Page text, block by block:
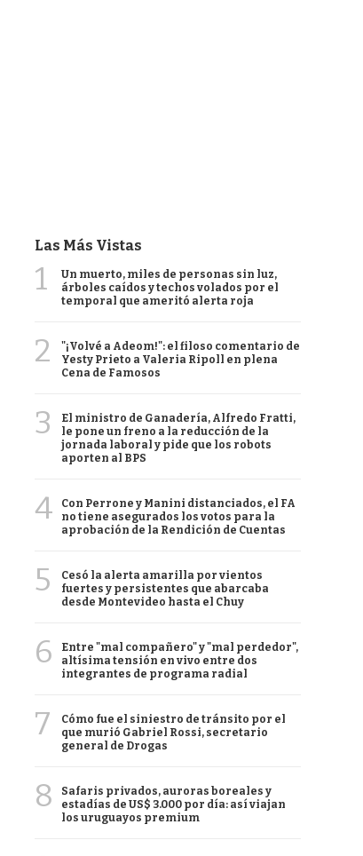
Las Más Vistas
1
Un muerto, miles de personas sin luz,
árboles caídos y techos volados por el
temporal que ameritó alerta roja
2
"¡Volvé a Adeom!": el filoso comentario de
Yesty Prieto a Valeria Ripoll en plena
Cena de Famosos
3
El ministro de Ganadería, Alfredo Fratti,
le pone un freno a la reducción de la
jornada laboral y pide que los robots
aporten al BPS
4
Con Perrone y Manini distanciados, el FA
no tiene asegurados los votos para la
aprobación de la Rendición de Cuentas
5
Cesó la alerta amarilla por vientos
fuertes y persistentes que abarcaba
desde Montevideo hasta el Chuy
6
Entre "mal compañero" y "mal perdedor",
altísima tensión en vivo entre dos
integrantes de programa radial
7
Cómo fue el siniestro de tránsito por el
que murió Gabriel Rossi, secretario
general de Drogas
8
Safaris privados, auroras boreales y
estadías de US$ 3.000 por día: así viajan
los uruguayos premium